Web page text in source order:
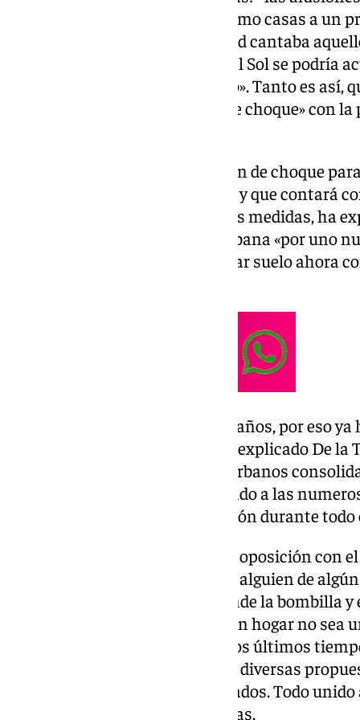
se ha mencionado la palabra como casas a un
capital. Igual que el grupo Astrud cantaba
que lo hace todo», en la Costa del Sol se
«hay un tema que lo centra todo». Tanto es así,
esta ocasión ha sido «un plan de choque» con
El regidor ha anunciado «un plan de choque
construir viviendas asequibles» y que contará
concreto, De la Torre, entre otras medidas, ha
Plan General de Ordenación Urbana «por uno
que, ha dicho, «permitirá reservar suelo ahora
«Esto nos llevará al menos tres años, por eso
pensando en el nuevo plan», ha explicado De
que van a «desbloquear suelos urbanos
estas propuestas se ha anticipado a las
parte de los grupos de la oposición durante todo
Se veía venir el bombardeo de la oposición con
los malagueños pendientes si a alguien de
autonómico o local) se le enciende la bombilla
que lo de tener algo parecido a un hogar no
demostrado esta semana y en los últimos
marca el debate en España con diversas
solucionan los mercados saturados. Todo
cuestión con el turismo de masas.